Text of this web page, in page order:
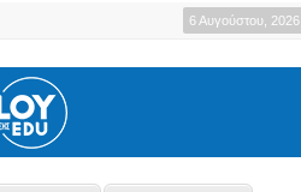
6 Αυγούστου, 2026